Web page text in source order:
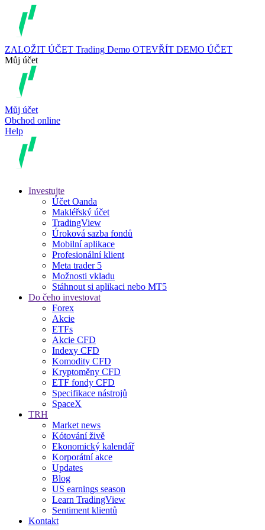
ZALOŽIT ÚČET Trading Demo OTEVŘÍT DEMO ÚČET
Můj účet
Můj účet
Obchod online
Help
Investujte
Účet Oanda
Makléřský účet
TradingView
Úroková sazba fondů
Mobilní aplikace
Profesionální klient
Meta trader 5
Možnosti vkladu
Stáhnout si aplikaci nebo MT5
Do čeho investovat
Forex
Akcie
ETFs
Akcie CFD
Indexy CFD
Komodity CFD
Kryptoměny CFD
ETF fondy CFD
Specifikace nástrojů
SpaceX
TRH
Market news
Kótování živě
Ekonomický kalendář
Korporátní akce
Updates
Blog
US earnings season
Learn TradingView
Sentiment klientů
Kontakt